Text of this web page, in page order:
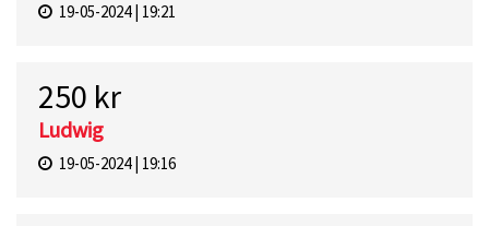
19-05-2024 | 19:21
250 kr
Ludwig
19-05-2024 | 19:16